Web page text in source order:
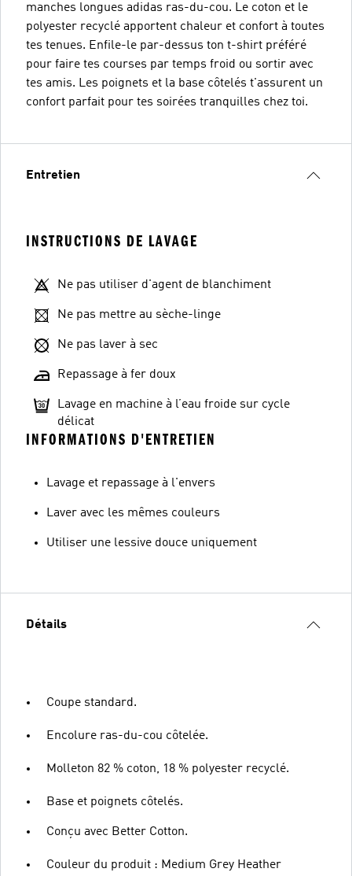
manches longues adidas ras-du-cou. Le coton et le
polyester recyclé apportent chaleur et confort à toutes
tes tenues. Enfile-le par-dessus ton t-shirt préféré
pour faire tes courses par temps froid ou sortir avec
tes amis. Les poignets et la base côtelés t'assurent un
confort parfait pour tes soirées tranquilles chez toi.
Entretien
INSTRUCTIONS DE LAVAGE
Ne pas utiliser d'agent de blanchiment
Ne pas mettre au sèche-linge
Ne pas laver à sec
Repassage à fer doux
Lavage en machine à l’eau froide sur cycle
délicat
INFORMATIONS D'ENTRETIEN
Lavage et repassage à l'envers
Laver avec les mêmes couleurs
Utiliser une lessive douce uniquement
Détails
Coupe standard.
Encolure ras-du-cou côtelée.
Molleton 82 % coton, 18 % polyester recyclé.
Base et poignets côtelés.
Conçu avec Better Cotton.
Couleur du produit : Medium Grey Heather